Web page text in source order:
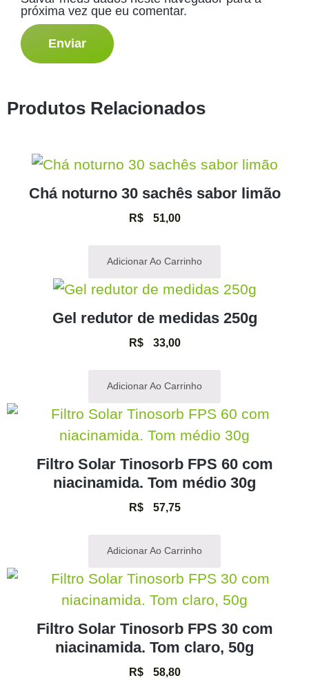
próxima vez que eu comentar.
Produtos Relacionados
Chá noturno 30 sachês sabor limão
R$51,00
Adicionar Ao Carrinho
Gel redutor de medidas 250g
R$33,00
Adicionar Ao Carrinho
Filtro Solar Tinosorb FPS 60 com
niacinamida. Tom médio 30g
R$57,75
Adicionar Ao Carrinho
Filtro Solar Tinosorb FPS 30 com
niacinamida. Tom claro, 50g
R$58,80